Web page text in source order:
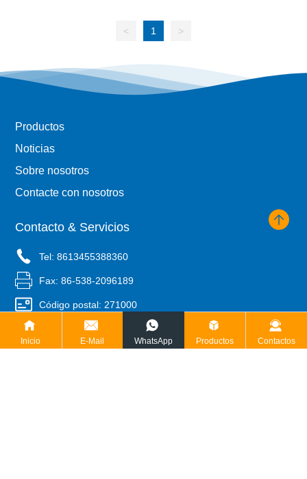
< 1 >
Productos
Noticias
Sobre nosotros
Contacte con nosotros
Contacto & Servicios
Tel: 8613455388360
Fax: 86-538-2096189
Código postal: 271000
Correo electrónico: dongtai@dtdiesel.com
Añadir: Zona de alta tecnología, Taian, Shandong, China.
Inicio E-Mail WhatsApp Productos Contactos